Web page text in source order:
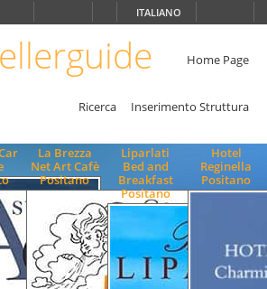
ITALIANO
Home Page
Ricerca Inserimento Struttura
La Brezza
Net Art Cafè
Positano
Liparlati
Bed and
Breakfast
Positano
Hotel
Reginella
Positano